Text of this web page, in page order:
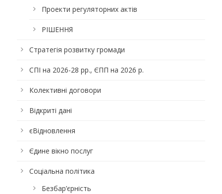
Проекти регуляторних актів
РІШЕННЯ
Стратегія розвитку громади
СПІ на 2026-28 рр., ЄПП на 2026 р.
Колективні договори
Відкриті дані
єВідновлення
Єдине вікно послуг
Соціальна політика
Безбар’єрність